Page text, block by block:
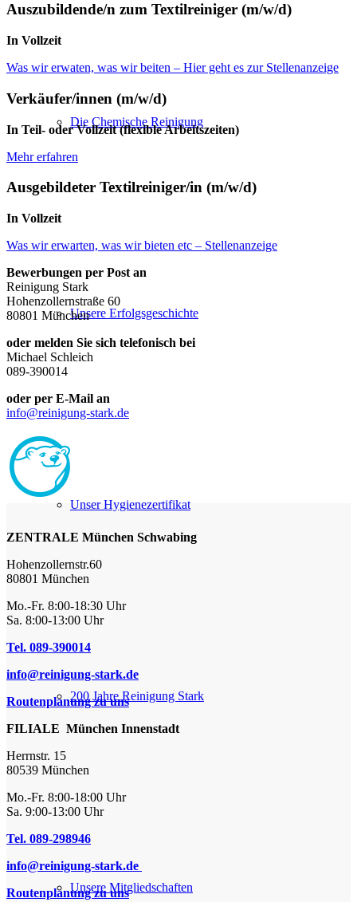
Die Chemische Reinigung
Unsere Erfolgsgeschichte
Unser Hygienezertifikat
200 Jahre Reinigung Stark
Unsere Mitgliedschaften
Auszubildende/n zum Textilreiniger (m/w/d)
In Vollzeit
Was wir erwaten, was wir beiten – Hier geht es zur Stellenanzeige
Verkäufer/innen (m/w/d)
In Teil- oder Vollzeit (flexible Arbeitszeiten)
Mehr erfahren
Ausgebildeter Textilreiniger/in (m/w/d)
In Vollzeit
Was wir erwarten, was wir bieten etc – Stellenanzeige
Bewerbungen per Post an
Reinigung Stark
Hohenzollernstraße 60
80801 München
oder melden Sie sich telefonisch bei
Michael Schleich
089-390014
oder per E-Mail an
info@reinigung-stark.de
ZENTRALE München Schwabing
Hohenzollernstr.60
80801 München
Mo.-Fr. 8:00-18:30 Uhr
Sa. 8:00-13:00 Uhr
Tel. 089-390014
info@reinigung-stark.de
Routenplanung zu uns
FILIALE München Innenstadt
Herrnstr. 15
80539 München
Mo.-Fr. 8:00-18:00 Uhr
Sa. 9:00-13:00 Uhr
Tel. 089-298946
info@reinigung-stark.de
Routenplanung zu uns